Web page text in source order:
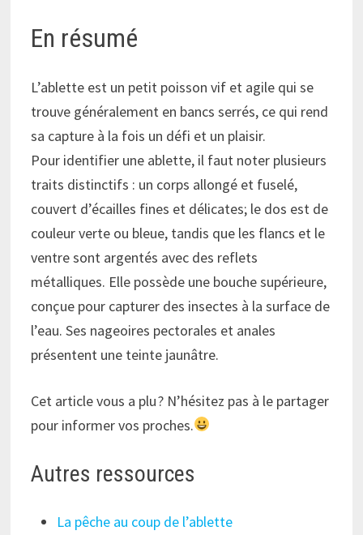
En résumé
L’ablette est un petit poisson vif et agile qui se
trouve généralement en bancs serrés, ce qui rend
sa capture à la fois un défi et un plaisir.
Pour identifier une ablette, il faut noter plusieurs
traits distinctifs : un corps allongé et fuselé,
couvert d’écailles fines et délicates; le dos est de
couleur verte ou bleue, tandis que les flancs et le
ventre sont argentés avec des reflets
métalliques. Elle possède une bouche supérieure,
conçue pour capturer des insectes à la surface de
l’eau. Ses nageoires pectorales et anales
présentent une teinte jaunâtre.
Cet article vous a plu ? N’hésitez pas à le partager
pour informer vos proches.
Autres ressources
La pêche au coup de l’ablette